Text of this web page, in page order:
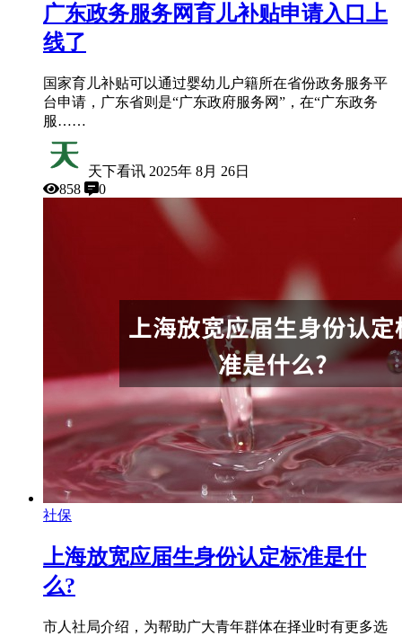
广东政务服务网育儿补贴申请入口上
线了
国家育儿补贴可以通过婴幼儿户籍所在省份政务服务平
台申请，广东省则是“广东政府服务网”，在“广东政务
服……
天下看讯 2025年 8月 26日
858
0
社保
上海放宽应届生身份认定标准是什
么?
市人社局介绍，为帮助广大青年群体在择业时有更多选